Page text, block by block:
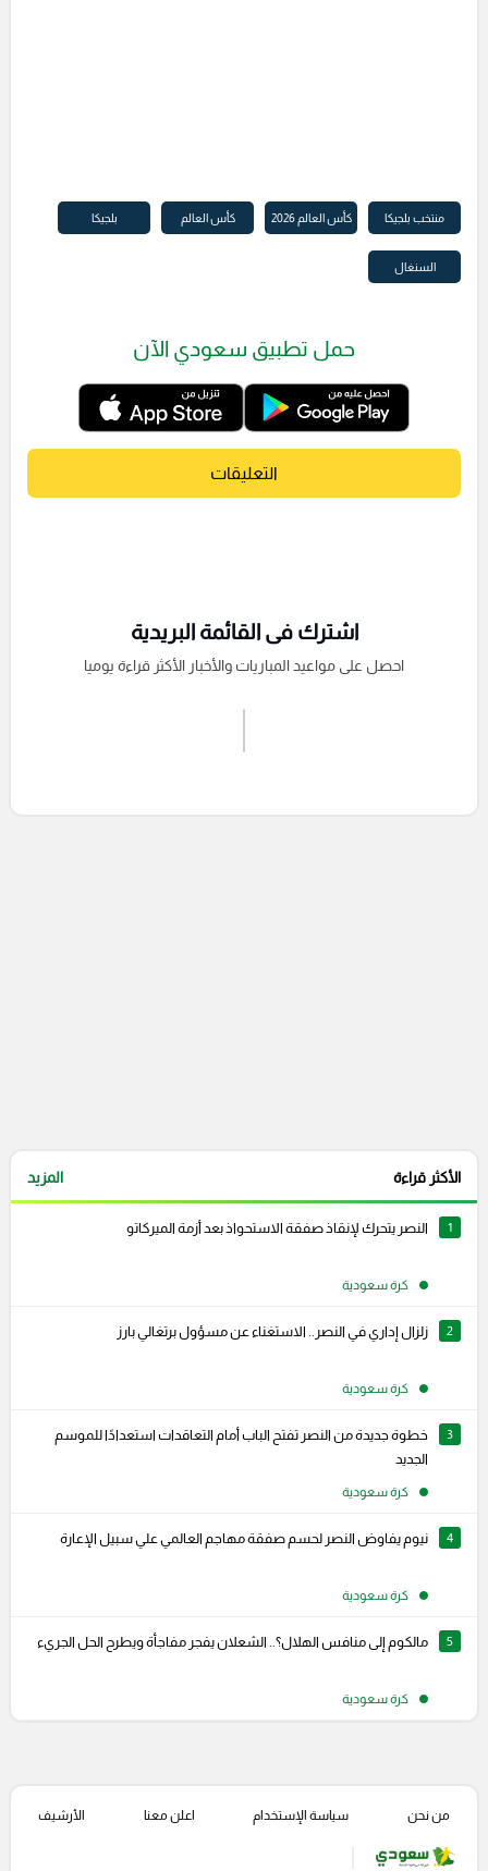
منتخب بلجيكا كأس العالم 2026 كأس العالم بلجيكا
السنغال
حمل تطبيق سعودي الآن
التعليقات
اشترك فى القائمة البريدية
احصل على مواعيد المباريات والأخبار الأكثر قراءة يوميا
الأكثر قراءة المزيد
1 النصر يتحرك لإنقاذ صفقة الاستحواذ بعد أزمة الميركاتو
كرة سعودية
2 زلزال إداري في النصر.. الاستغناء عن مسؤول برتغالي بارز
كرة سعودية
3
خطوة جديدة من النصر تفتح الباب أمام التعاقدات استعدادًا للموسم
الجديد
كرة سعودية
4 نيوم يفاوض النصر لحسم صفقة مهاجم العالمي علي سبيل الإعارة
كرة سعودية
5 مالكوم إلى منافس الهلال؟.. الشعلان يفجر مفاجأة ويطرح الحل الجريء
كرة سعودية
من نحن سياسة الإستخدام اعلن معنا الأرشيف